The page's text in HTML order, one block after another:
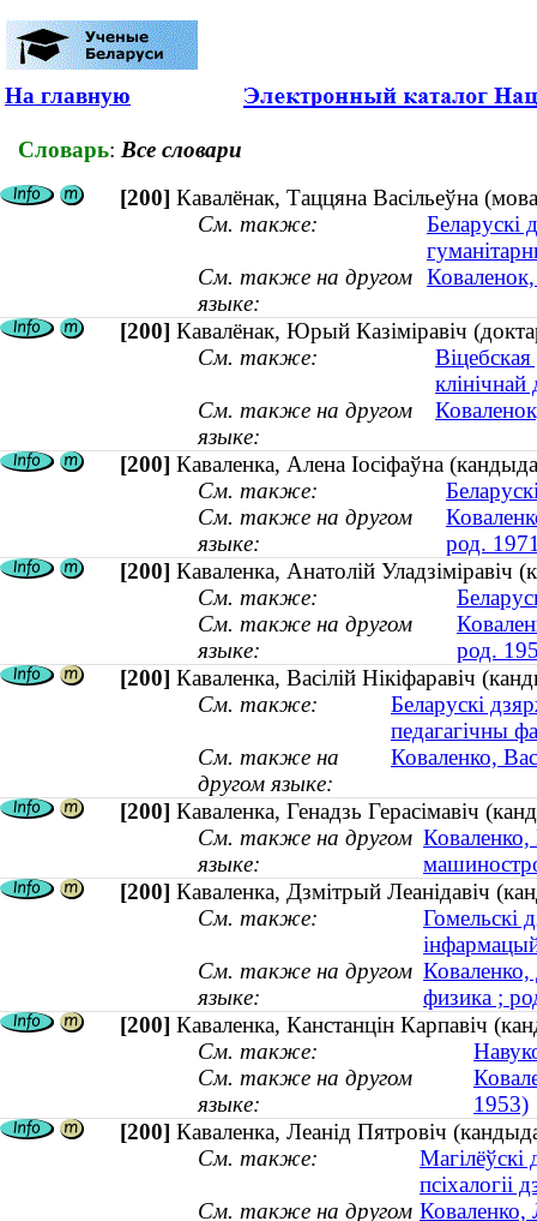
На главную
Словарь: Все словари
[200] Кавалёнак, Таццяна Васiльеўна
См. также:
Беларускі
См. также на другом
языке:
[200] Кавалёнак, Юрый Казіміравіч
См. также:
См. также на другом
языке:
[200] Каваленка, Алена Іосіфаўна
См. также:
См. также на другом
языке:
род.
[200] Каваленка, Анатолiй Уладзiмiравiч
См. также:
См. также на другом
языке:
род.
[200] Каваленка, Васілій Нікіфаравіч
См. также:
Беларускі
педагагічны
См. также на
другом языке:
Коваленко,
[200] Каваленка, Генадзь Герасімавіч
См. также на другом
языке:
Коваленко,
[200] Каваленка, Дзмітрый Леанідавіч
См. также:
Гомельскі
См. также на другом
языке:
физика ;
[200] Каваленка, Канстанцін Карпавіч
См. также:
См. также на другом
языке:
1953)
[200] Каваленка, Леанід Пятровіч
См. также:
Магілёўскі
псіхалогіі
См. также на другом Коваленко,